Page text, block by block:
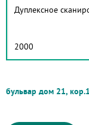
Дуплексное
2000
Метро
бульвар дом 21,